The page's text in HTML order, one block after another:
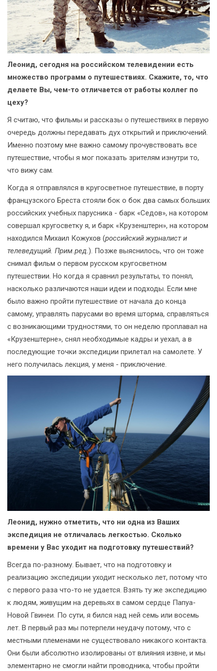
Леонид, сегодня на российском телевидении есть
множество программ о путешествиях. Скажите, то, что
делаете Вы, чем-то отличается от работы коллег по
цеху?
Я считаю, что фильмы и рассказы о путешествиях в первую
очередь должны передавать дух открытий и приключений.
Именно поэтому мне важно самому прочувствовать все
путешествие, чтобы я мог показать зрителям изнутри то,
что вижу сам.
Когда я отправлялся в кругосветное путешествие, в порту
французского Бреста стояли бок о бок два самых больших
российских учебных парусника - барк «Седов», на котором
совершал кругосветку я, и барк «Крузенштерн», на котором
находился Михаил Кожухов (российский журналист и
телеведущий. Прим.ред.). Позже выяснилось, что он тоже
снимал фильм о первом русском кругосветном
путешествии. Но когда я сравнил результаты, то понял,
насколько различаются наши идеи и подходы. Если мне
было важно пройти путешествие от начала до конца
самому, управлять парусами во время шторма, справляться
с возникающими трудностями, то он неделю проплавал на
«Крузенштерне», снял необходимые кадры и уехал, а в
последующие точки экспедиции прилетал на самолете. У
него получилась лекция, у меня - приключение.
Леонид, нужно отметить, что ни одна из Ваших
экспедиция не отличалась легкостью. Сколько
времени у Вас уходит на подготовку путешествий?
Всегда по-разному. Бывает, что на подготовку и
реализацию экспедиции уходит несколько лет, потому что
с первого раза что-то не удается. Взять ту же экспедицию
к людям, живущим на деревьях в самом сердце Папуа-
Новой Гвинеи. По сути, я бился над ней семь или восемь
лет. В первый раз мы потерпели неудачу потому, что с
местными племенами не существовало никакого контакта.
Они были абсолютно изолированы от влияния извне, и мы
элементарно не смогли найти проводника, чтобы пройти